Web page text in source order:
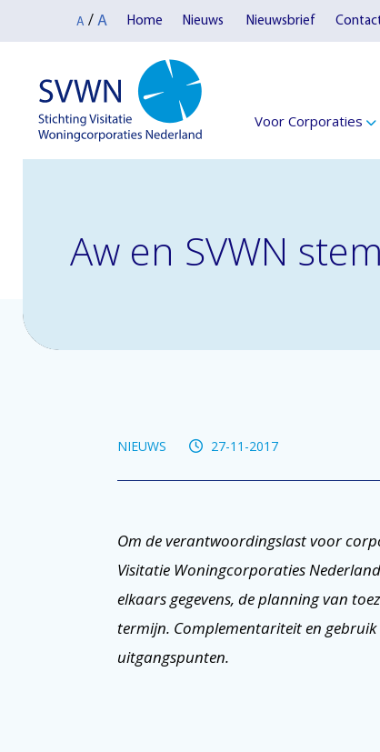
A / A Home Nieuws Nieuwsbrief
Voor Corporaties
Aw en SVWN
NIEUWS 27-11-2017
Om de verantwoordingslast voor
Visitatie Woningcorporaties
elkaars gegevens, de planning van
termijn. Complementariteit en
uitgangspunten.